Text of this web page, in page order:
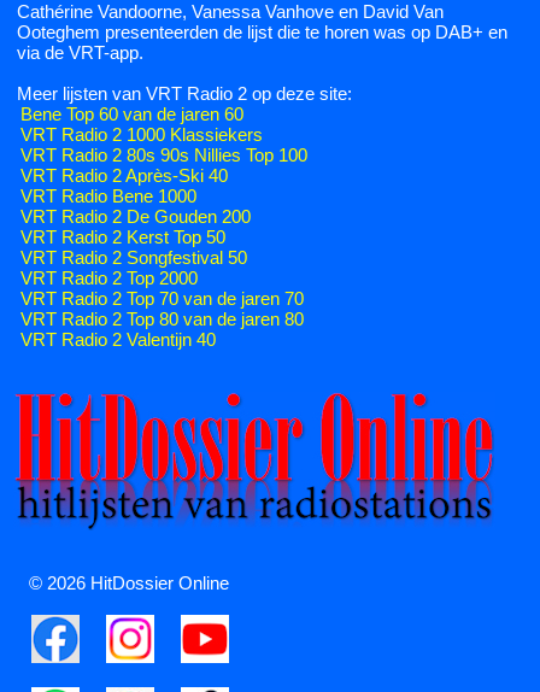
Cathérine Vandoorne, Vanessa Vanhove en David Van
Ooteghem presenteerden de lijst die te horen was op DAB+ en
via de VRT-app.
Meer lijsten van VRT Radio 2 op deze site:
Bene Top 60 van de jaren 60
VRT Radio 2 1000 Klassiekers
VRT Radio 2 80s 90s Nillies Top 100
VRT Radio 2 Après-Ski 40
VRT Radio Bene 1000
VRT Radio 2 De Gouden 200
VRT Radio 2 Kerst Top 50
VRT Radio 2 Songfestival 50
VRT Radio 2 Top 2000
VRT Radio 2 Top 70 van de jaren 70
VRT Radio 2 Top 80 van de jaren 80
VRT Radio 2 Valentijn 40
© 2026 HitDossier Online